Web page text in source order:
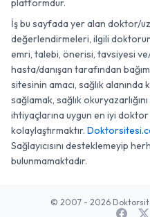
platformdur.
İş bu sayfada yer alan doktor/
değerlendirmeleri, ilgili
emri, talebi, önerisi, tavsiyesi ve/
hasta/danışan tarafından
sitesinin amacı, sağlık
sağlamak, sağlık
ihtiyaçlarına uygun en iyi doktor
kolaylaştırmaktır.
Sağlayıcısını desteklemeyip
bulunmamaktadır.
© 2007 - 2026